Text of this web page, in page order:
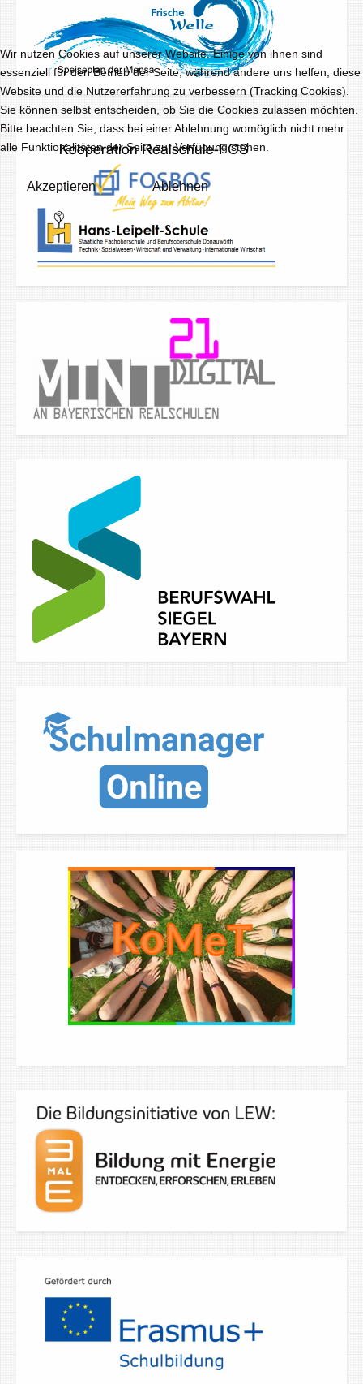
Wir nutzen Cookies auf unserer Website. Einige von ihnen sind
essenziell für den Betrieb der Seite, während andere uns helfen, diese
Website und die Nutzererfahrung zu verbessern (Tracking Cookies).
Sie können selbst entscheiden, ob Sie die Cookies zulassen möchten.
Bitte beachten Sie, dass bei einer Ablehnung womöglich nicht mehr
alle Funktionalitäten der Seite zur Verfügung stehen.
Akzeptieren Ablehnen